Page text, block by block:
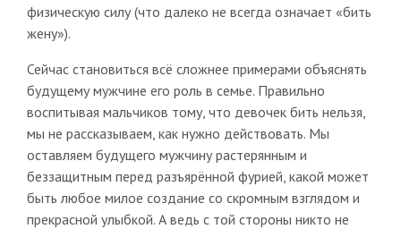
физическую силу (что далеко не всегда означает «бить
жену»).
Сейчас становиться всё сложнее примерами объяснять
будущему мужчине его роль в семье. Правильно
воспитывая мальчиков тому, что девочек бить нельзя,
мы не рассказываем, как нужно действовать. Мы
оставляем будущего мужчину растерянным и
беззащитным перед разъярённой фурией, какой может
быть любое милое создание со скромным взглядом и
прекрасной улыбкой. А ведь с той стороны никто не